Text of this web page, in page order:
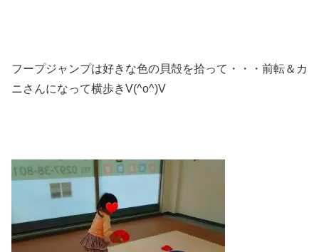
フープジャンプは好きな色の貝殻を拾って・・・前転＆カ
ニさんになって横歩きV(^o^)V